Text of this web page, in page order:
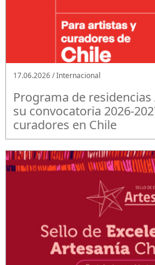
17.06.2026 / Internacional
Programa de residencias
su convocatoria 2026-
curadores en Chile